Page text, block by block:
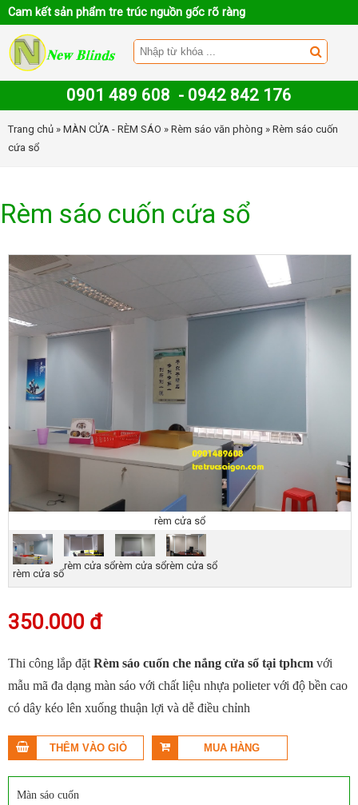
Cam kết sản phẩm tre trúc nguồn gốc rõ ràng
0901 489 608 - 0942 842 176
Trang chủ » MÀN CỬA - RÈM SÁO » Rèm sáo văn phòng » Rèm sáo cuốn
cứa sổ
Rèm sáo cuốn cứa sổ
rèm cửa sổ
rèm cửa sổ
rèm cửa sổrèm cửa sổrèm cửa sổ
350.000 đ
Thi công lắp đặt Rèm sáo cuốn che nắng cửa sổ tại tphcm với
mẫu mã đa dạng màn sáo với chất liệu nhựa polieter với độ bền cao
có dây kéo lên xuống thuận lợi và dễ điều chỉnh
Màn sáo cuốn